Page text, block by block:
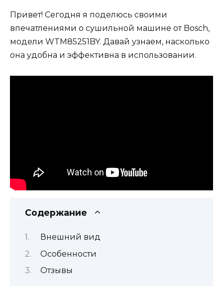
Привет! Сегодня я поделюсь своими
впечатлениями о сушильной машине от Bosch,
модели WTM85251BY. Давай узнаем, насколько
она удобна и эффективна в использовании.
Содержание
Внешний вид
Особенности
Отзывы